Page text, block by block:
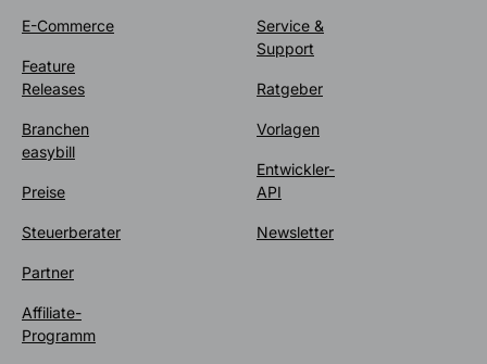
E-Commerce
Feature
Releases
Branchen
easybill
Preise
Steuerberater
Partner
Affiliate-
Programm
Service &
Support
Ratgeber
Vorlagen
Entwickler-
API
Newsletter